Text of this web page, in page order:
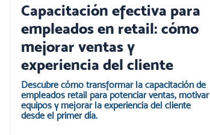
Capacitación efectiva para
empleados en retail: cómo
mejorar ventas y
experiencia del cliente
Descubre cómo transformar la capacitación de
empleados retail para potenciar ventas, motivar
equipos y mejorar la experiencia del cliente
desde el primer día.